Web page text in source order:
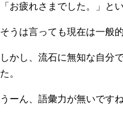
「お疲れさまでした。」と
そうは言っても現在は一般
しかし、流石に無知な自分
た。
うーん、語彙力が無いです